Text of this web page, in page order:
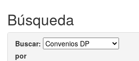
Búsqueda
Buscar:
por